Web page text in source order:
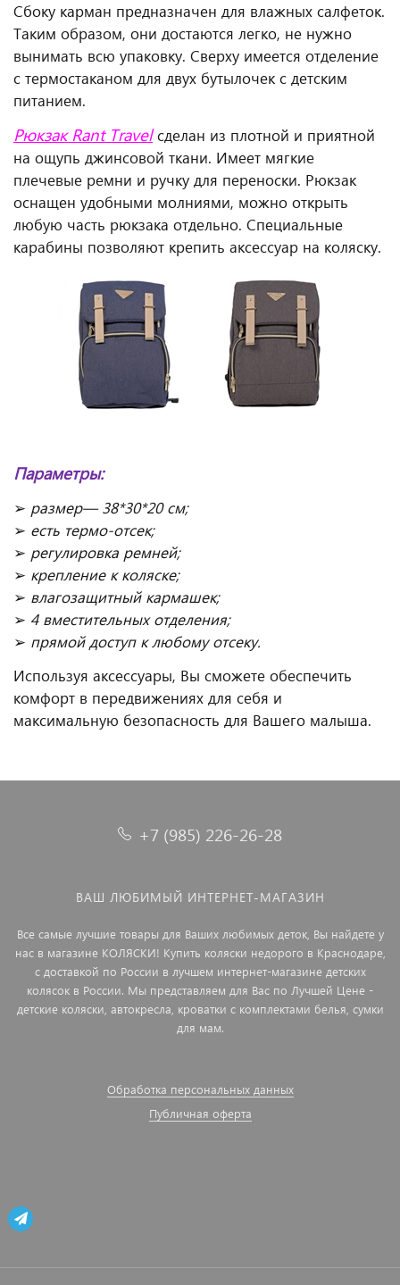
Сбоку карман предназначен для влажных салфеток.
Таким образом, они достаются легко, не нужно
вынимать всю упаковку. Сверху имеется отделение
с термостаканом для двух бутылочек с детским
питанием.
Рюкзак Rant Travel сделан из плотной и приятной
на ощупь джинсовой ткани. Имеет мягкие
плечевые ремни и ручку для переноски. Рюкзак
оснащен удобными молниями, можно открыть
любую часть рюкзака отдельно. Специальные
карабины позволяют крепить аксессуар на коляску.
Параметры:
➢ размер— 38*30*20 см;
➢ есть термо-отсек;
➢ регулировка ремней;
➢ крепление к коляске;
➢ влагозащитный кармашек;
➢ 4 вместительных отделения;
➢ прямой доступ к любому отсеку.
Используя аксессуары, Вы сможете обеспечить
комфорт в передвижениях для себя и
максимальную безопасность для Вашего малыша.
+7 (985) 226-26-28
ВАШ ЛЮБИМЫЙ ИНТЕРНЕТ-МАГАЗИН
Все самые лучшие товары для Ваших любимых деток, Вы найдете у
нас в магазине КОЛЯСКИ! Купить коляски недорого в Краснодаре,
с доставкой по России в лучшем интернет-магазине детских
колясок в России. Мы представляем для Вас по Лучшей Цене -
детские коляски, автокресла, кроватки с комплектами белья, сумки
для мам.
Обработка персональных данных
Публичная оферта